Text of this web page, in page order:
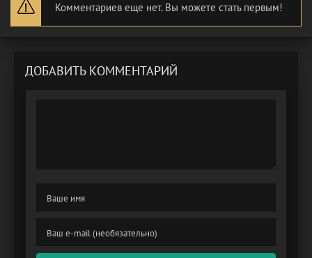
Комментариев еще нет. Вы можете стать первым!
ДОБАВИТЬ КОММЕНТАРИЙ